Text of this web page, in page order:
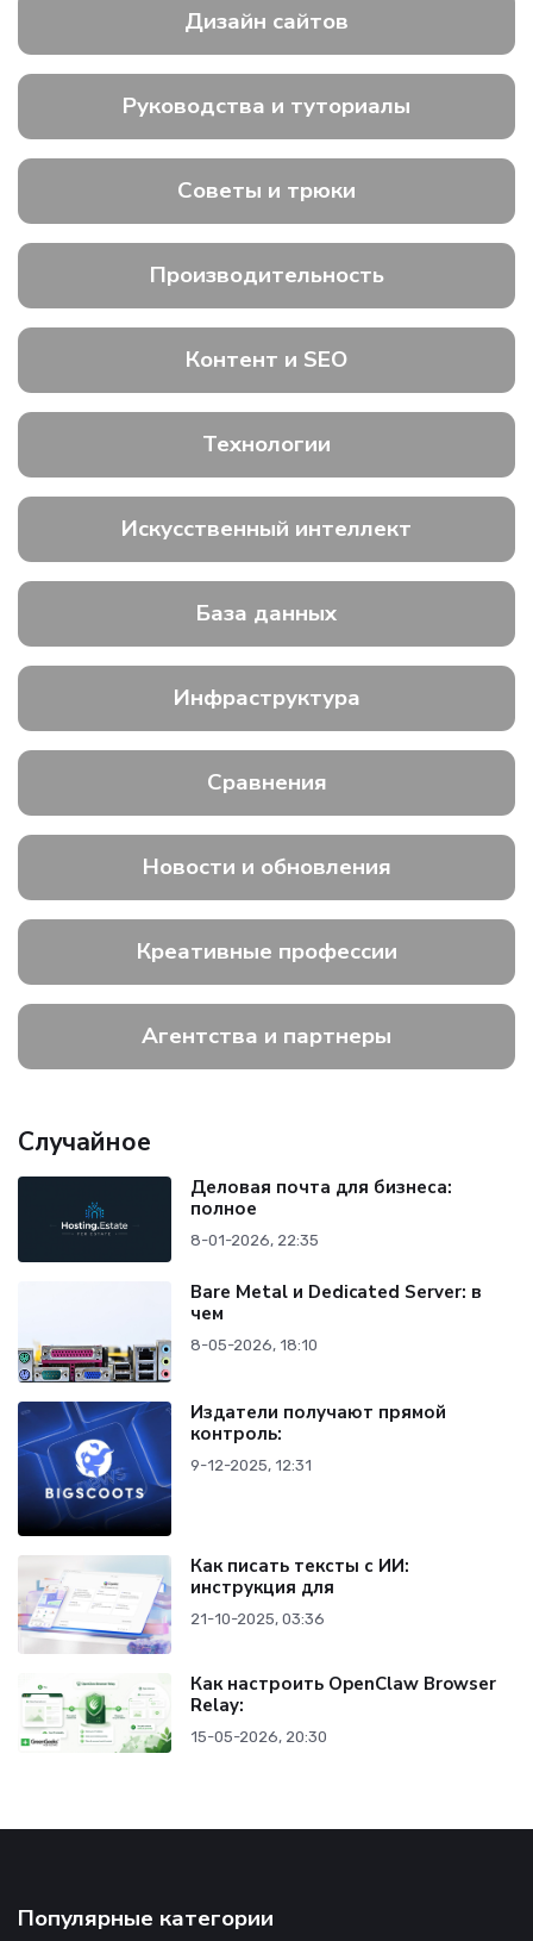
Дизайн сайтов
Руководства и туториалы
Советы и трюки
Производительность
Контент и SEO
Технологии
Искусственный интеллект
База данных
Инфраструктура
Сравнения
Новости и обновления
Креативные профессии
Агентства и партнеры
Случайное
Деловая почта для бизнеса:
полное
8-01-2026, 22:35
Bare Metal и Dedicated Server: в
чем
8-05-2026, 18:10
Издатели получают прямой
контроль:
9-12-2025, 12:31
Как писать тексты с ИИ:
инструкция для
21-10-2025, 03:36
Как настроить OpenClaw Browser
Relay:
15-05-2026, 20:30
Популярные категории